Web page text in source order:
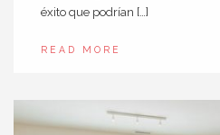
éxito que podrían […]
READ MORE